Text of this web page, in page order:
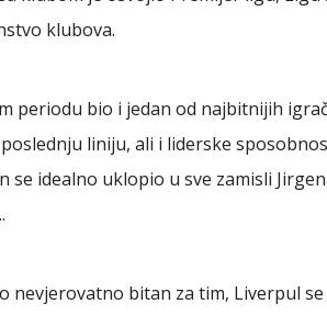
klubova.
periodu bio i jedan od najbitnijih
liniju, ali i liderske
se idealno uklopio u sve zamisli
nevjerovatno bitan za tim, Liverpul se